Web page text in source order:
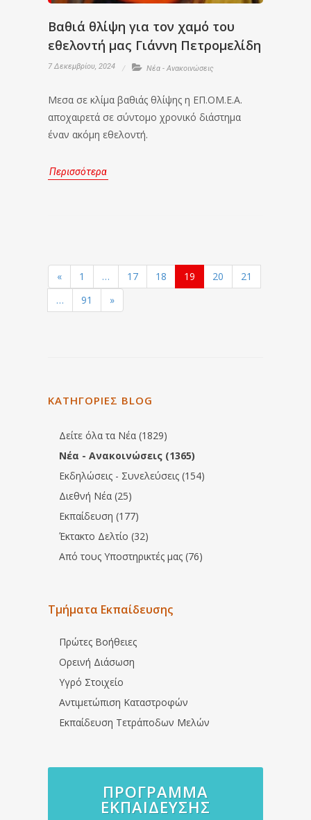
Βαθιά θλίψη για τον χαμό του
εθελοντή μας Γιάννη Πετρομελίδη
7 Δεκεμβρίου, 2024 Νέα - Ανακοινώσεις
Μεσα σε κλίμα βαθιάς θλίψης η ΕΠ.ΟΜ.Ε.Α.
αποχαιρετά σε σύντομο χρονικό διάστημα
έναν ακόμη εθελοντή.
Περισσότερα
« 1 … 17 18 19 20
21
…
91 »
ΚΑΤΗΓΟΡΙΕΣ BLOG
Δείτε όλα τα Νέα (1829)
Νέα - Ανακοινώσεις (1365)
Εκδηλώσεις - Συνελεύσεις (154)
Διεθνή Νέα (25)
Εκπαίδευση (177)
Έκτακτο Δελτίο (32)
Από τους Υποστηρικτές μας (76)
Τμήματα Εκπαίδευσης
Πρώτες Βοήθειες
Ορεινή Διάσωση
Υγρό Στοιχείο
Αντιμετώπιση Καταστροφών
Εκπαίδευση Τετράποδων Μελών
ΠΡΌΓΡΑΜΜΑ
ΕΚΠΑΊΔΕΥΣΗΣ